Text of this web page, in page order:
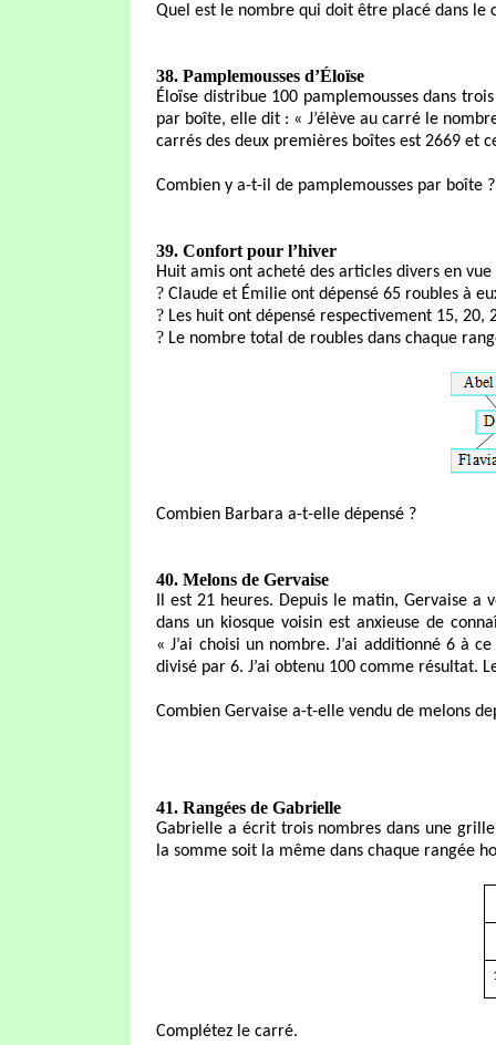
Quel est le nombre qui doit être placé dans le
38. Pamplemousses d’Éloïse
Éloïse distribue 100 pamplemousses dans
par boîte, elle dit : « J’élève au carré le
carrés des deux premières boîtes est 2669 et
Combien y a-t-il de pamplemousses par boîte ?
39. Confort pour l’hiver
Huit amis ont acheté des articles divers en
? Claude et Émilie ont dépensé 65 roubles à
? Les huit ont dépensé respectivement 15, 20,
? Le nombre total de roubles dans chaque
Combien Barbara a-t-elle dépensé ?
40. Melons de Gervaise
Il est 21 heures. Depuis le matin, Gervaise a
dans un kiosque voisin est anxieuse de
« J’ai choisi un nombre. J’ai additionné 6 à
divisé par 6. J’ai obtenu 100 comme résultat.
Combien Gervaise a-t-elle vendu de melons
41. Rangées de Gabrielle
Gabrielle a écrit trois nombres dans une
la somme soit la même dans chaque rangée
Complétez le carré.